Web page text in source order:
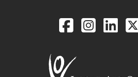
FacebookInstagram